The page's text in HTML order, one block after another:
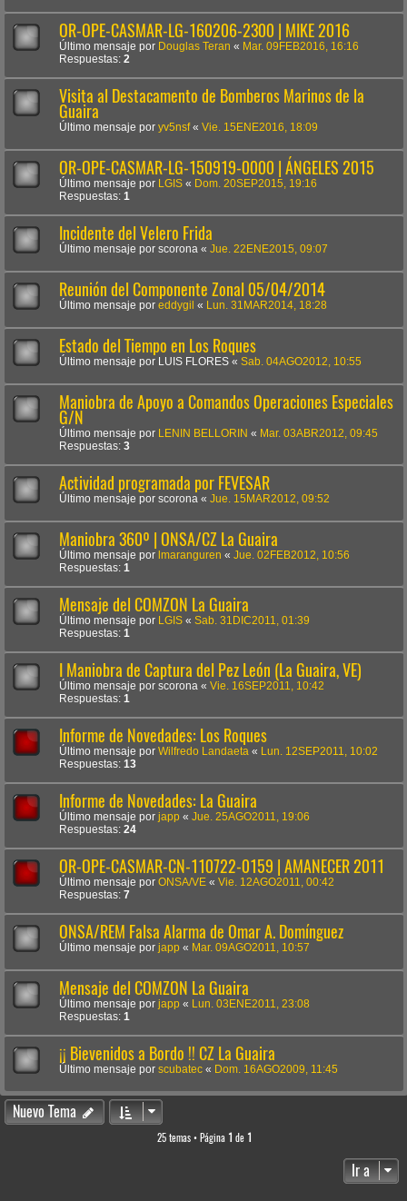
OR-OPE-CASMAR-LG-160206-2300 | MIKE 2016
Último mensaje por Douglas Teran « Mar. 09FEB2016, 16:16
Respuestas: 2
Visita al Destacamento de Bomberos Marinos de la
Guaira
Último mensaje por yv5nsf« Vie. 15ENE2016, 18:09
OR-OPE-CASMAR-LG-150919-0000 | ÁNGELES 2015
Último mensaje por LGIS « Dom. 20SEP2015, 19:16
Respuestas: 1
Incidente del Velero Frida
Último mensaje por scorona « Jue. 22ENE2015, 09:07
Reunión del Componente Zonal 05/04/2014
Último mensaje por eddygil « Lun. 31MAR2014, 18:28
Estado del Tiempo en Los Roques
Último mensaje por LUIS FLORES « Sab. 04AGO2012, 10:55
Maniobra de Apoyo a Comandos Operaciones Especiales
G/N
Último mensaje por LENIN BELLORIN « Mar. 03ABR2012, 09:45
Respuestas: 3
Actividad programada por FEVESAR
Último mensaje por scorona « Jue. 15MAR2012, 09:52
Maniobra 360º | ONSA/CZ La Guaira
Último mensaje por lmaranguren « Jue. 02FEB2012, 10:56
Respuestas: 1
Mensaje del COMZON La Guaira
Último mensaje por LGIS « Sab. 31DIC2011, 01:39
Respuestas: 1
I Maniobra de Captura del Pez León (La Guaira, VE)
Último mensaje por scorona « Vie. 16SEP2011, 10:42
Respuestas: 1
Informe de Novedades: Los Roques
Último mensaje por Wilfredo Landaeta «
Lun. 12SEP2011, 10:02
Respuestas: 13
Informe de Novedades: La Guaira
Último mensaje por japp « Jue. 25AGO2011, 19:06
Respuestas: 24
OR-OPE-CASMAR-CN-110722-0159 | AMANECER 2011
Último mensaje por ONSA/VE « Vie. 12AGO2011, 00:42
Respuestas: 7
ONSA/REM Falsa Alarma de Omar A. Domínguez
Último mensaje por japp « Mar. 09AGO2011, 10:57
Mensaje del COMZON La Guaira
Último mensaje por japp «
Lun. 03ENE2011, 23:08
Respuestas: 1
¡¡ Bievenidos a Bordo !! CZ La Guaira
Último mensaje por scubatec « Dom. 16AGO2009, 11:45
Nuevo Tema
25 temas • Página 1 de 1
Ir a